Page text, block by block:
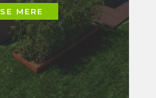
SE MERE